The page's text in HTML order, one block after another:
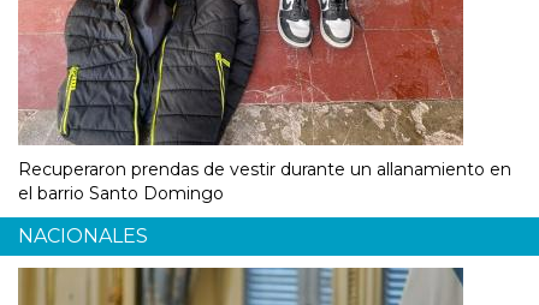
Recuperaron prendas de vestir durante un allanamiento en
el barrio Santo Domingo
NACIONALES